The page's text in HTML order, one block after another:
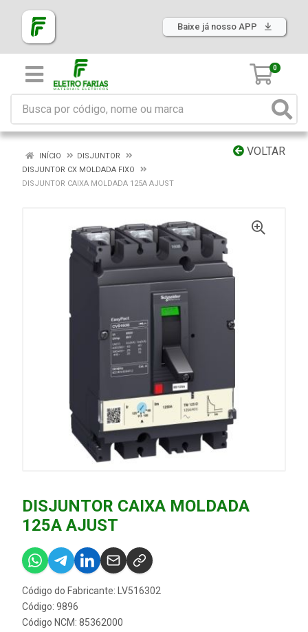
Baixe já nosso APP
0
VOLTAR
INÍCIO
DISJUNTOR
DISJUNTOR CX MOLDADA FIXO
DISJUNTOR CAIXA MOLDADA 125A AJUST
DISJUNTOR CAIXA MOLDADA
125A AJUST
Código do Fabricante: LV516302
Código: 9896
Código NCM: 85362000